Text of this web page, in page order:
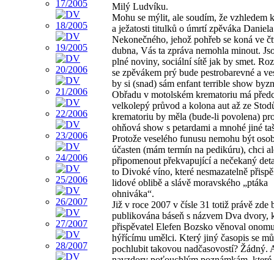
Milý Ludvíku.
Mohu se mýlit, ale soudím, že vzhledem
a ježatosti titulků o úmrtí zpěváka Daniela
Nekonečného, jehož pohřeb se koná ve
dubna, Vás ta zpráva nemohla minout.
plné noviny, sociální sítě jak by smet.
se zpěvákem prý bude pestrobarevné a
by si (snad) sám enfant terrible show
Obřadu v motolském krematoriu má
velkolepý průvod a kolona aut až ze
krematoriu by měla (bude-li povolena)
ohňová show s petardami a mnohé jiné
Protože veselého funusu nemohu být
účasten (mám termín na pedikúru), chci
připomenout překvapující a nečekaný
to Divoké víno, které nesmazatelně
lidové oblibě a slávě moravského „ptáka
ohniváka“.
Již v roce 2007 v čísle 31 totiž právě zde
publikována báseň s názvem Dva dvory,
přispěvatel Elefen Bozsko věnoval
hýřícímu umělci. Který jiný časopis se
pochlubit takovou nadčasovostí? Žádný.